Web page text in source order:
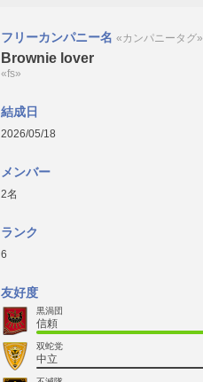
フリーカンパニー名 «カンパニータグ»
Brownie lover
«fs»
結成日
2026/05/18
メンバー
2名
ランク
6
友好度
黒渦団
信頼
双蛇党
中立